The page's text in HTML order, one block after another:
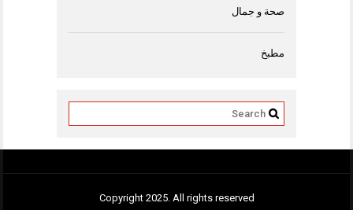
صحة و جمال
مطبخ
Copyright 2025. All rights reserved